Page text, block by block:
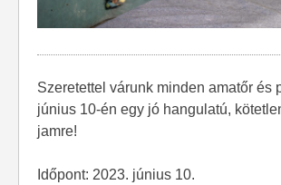
Szeretettel várunk minden amatőr és
június 10-én egy jó hangulatú,
jamre!
Időpont: 2023. június 10.